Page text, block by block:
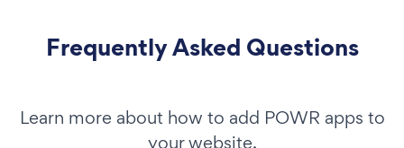
Frequently Asked Questions
Learn more about how to add POWR apps to
your website.